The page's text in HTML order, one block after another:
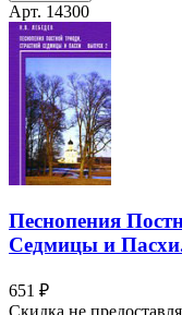
Арт. 14300
Песнопения
Седмицы и
651 ₽
Скидка не